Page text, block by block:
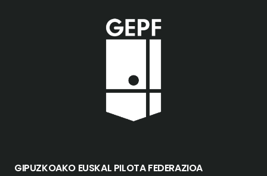
GIPUZKOAKO EUSKAL PILOTA FEDERAZIOA